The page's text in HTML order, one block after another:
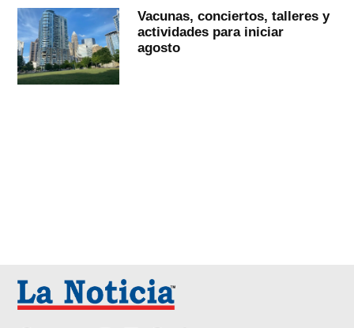
Vacunas, conciertos, talleres y
actividades para iniciar
agosto